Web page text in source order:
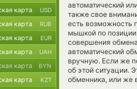
автоматический
также свое
есть возможность
мышкой по
совершения
автоматический
вручную. Если же
об этой ситуации.
обменника, или же
карта USD
карта RUB
карта EUR
карта UAH
карта BYN
карта KZT